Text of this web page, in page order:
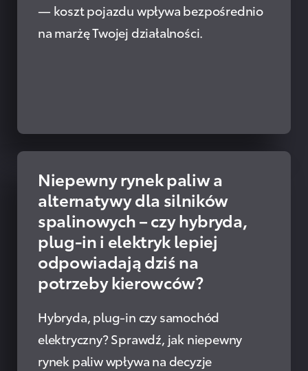
— koszt pojazdu wpływa bezpośrednio
na marżę Twojej działalności.
PRZECZYTAJ
Niepewny rynek paliw a
alternatywy dla silników
spalinowych – czy hybryda,
plug-in i elektryk lepiej
odpowiadają dziś na
potrzeby kierowców?
Hybryda, plug-in czy samochód
elektryczny? Sprawdź, jak niepewny
rynek paliw wpływa na decyzje